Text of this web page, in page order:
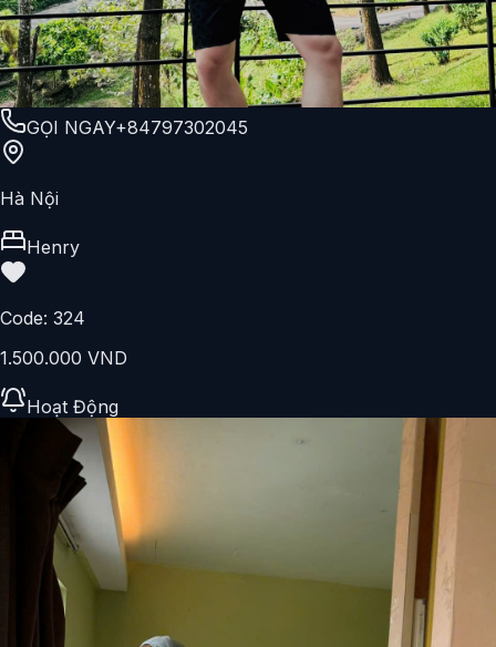
GỌI NGAY+84797302045
Hà Nội
Henry
Code: 324
1.500.000 VND
Hoạt Động